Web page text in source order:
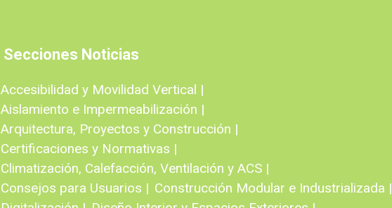
Secciones Noticias
Accesibilidad y Movilidad Vertical |
Aislamiento e Impermeabilización |
Arquitectura, Proyectos y Construcción |
Certificaciones y Normativas |
Climatización, Calefacción, Ventilación y ACS |
Consejos para Usuarios | Construcción Modular e Industrializada |